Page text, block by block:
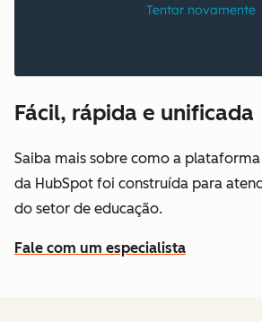
Fácil, rápida e unificada
Saiba mais sobre como a
da HubSpot foi construída para
do setor de educação.
Fale com um especialista